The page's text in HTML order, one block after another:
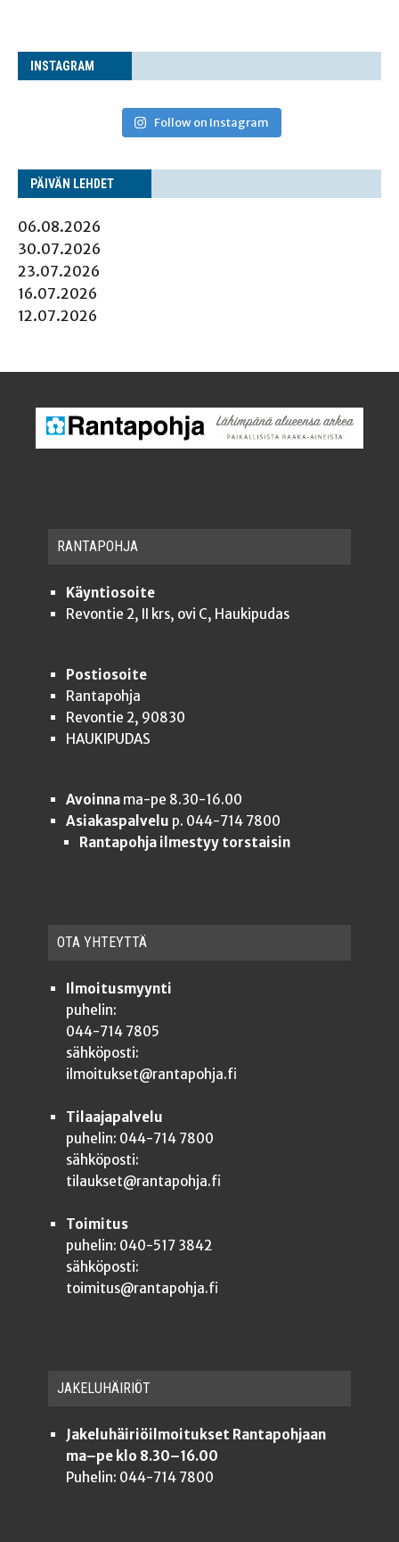
INS­TA­GRAM
Follow on Instagram
PÄI­VÄN LEHDET
06.08.2026
30.07.2026
23.07.2026
16.07.2026
12.07.2026
RAN­TA­POH­JA
Käyntiosoite
Revontie 2, II krs, ovi C, Haukipudas
Postiosoite
Rantapohja
Revontie 2, 90830
HAUKIPUDAS
Avoinnama-pe 8.30-16.00
Asiakaspalvelu p. 044-714 7800
Rantapohja ilmestyy torstaisin
OTA YHTEYT­TÄ
Ilmoitusmyynti
puhelin:
044-714 7805
sähköposti:
ilmoitukset@rantapohja.fi
Tilaajapalvelu
puhelin: 044-714 7800
sähköposti:
tilaukset@rantapohja.fi
Toimitus
puhelin: 040-517 3842
sähköposti:
toimitus@rantapohja.fi
JAKE­LU­HÄI­RIÖT
Jakeluhäiriöilmoitukset Rantapohjaan
ma–pe klo 8.30–16.00
Puhelin: 044-714 7800